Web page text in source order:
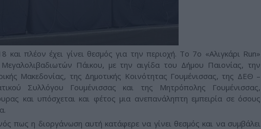
και πλέον έχει γίνει θεσμός για την περιοχή. Το 7ο «Αλιγκάρι Run»
Πάικου, με την αιγίδα του Δήμου Παιονίας, την
Μακεδονίας, της Δημοτικής Κοινότητας Γουμένισσας, της ΔΕΘ –
Συλλόγου Γουμένισσας και της Μητρόπολης Γουμένισσας,
και υπόσχεται και φέτος μια ανεπανάληπτη εμπειρία σε όσους
πως η διοργάνωση αυτή κατάφερε να γίνει θεσμός και να συμβάλει